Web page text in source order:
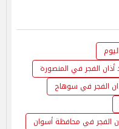
أذان الفجر في المنصورة
الفجر في سوهاج
الفجر في محافظة أسوان